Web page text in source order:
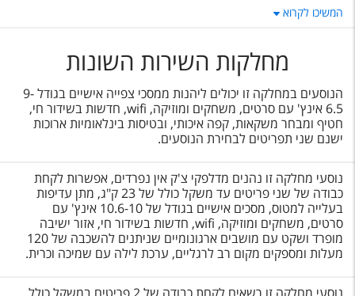
צבירת
ללא V
V
המשיכו לקרוא
מחלקות השירות השונות
הנוסעים במחלקה זו יכולים ליהנות ממסכי צפייה אישיים בגודל 9-
6.5 אינץ' עם סרטים, משחקים ומוזיקה, wifi
, חדשות בשידור חי,
חטיף ומבחר משקאות, קפה איכותי, ובטיסות בינלאומיות ארוכות
ישנם שני תפריטים לבחירת הנוסעים.
נוסעי מחלקה זו נהנים מדלפקי צ'ק אין נפרדים, אפשרות לקחת
כבודה של שני פריטים עד משקל כולל של 23 ק"ג, מתן עדיפות
בעלייה למטוס, מסכים אישיים בגודל של 10.6-10 אינץ' עם
סרטים, משחקים ומוזיקה, wifi
, חדשות בשידור חי, אזור ישיבה
מופרד ושקט עם מושבים ארגונומיים שניתנים להשכבה של 120
מעלות ומספקים מקום רב לרגליים, ערכת לילה עם שמיכה וכרית.